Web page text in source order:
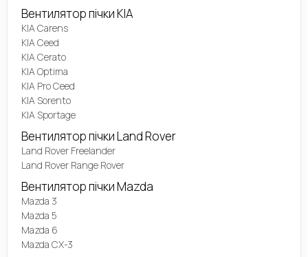
Вентилятор пічки KIA
KIA Carens
KIA Ceed
KIA Cerato
KIA Optima
KIA Pro Ceed
KIA Sorento
KIA Sportage
Вентилятор пічки Land Rover
Land Rover Freelander
Land Rover Range Rover
Вентилятор пічки Mazda
Mazda 3
Mazda 5
Mazda 6
Mazda CX-3